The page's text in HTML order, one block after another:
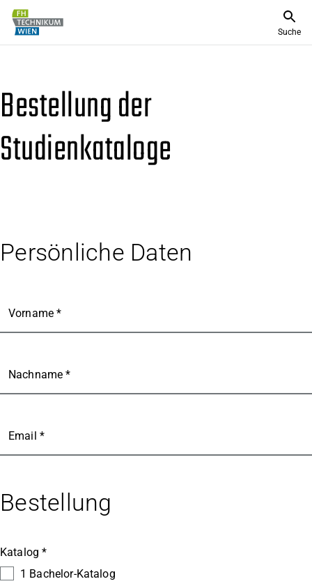
Suche
Bestellung der
Studienkataloge
Persönliche Daten
Vorname *
Nachname *
Email *
Bestellung
Katalog *
1 Bachelor-Katalog